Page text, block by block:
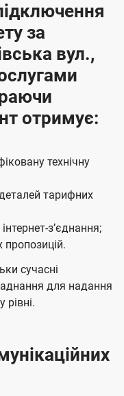
за
вул.,
отримує:
технічну
тарифних
зʼєднання;
пропозицій.
сучасні
для надання